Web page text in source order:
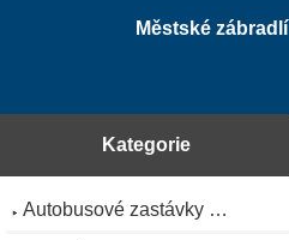
Městské zábradlí
Kategorie
Autobusové zastávky …